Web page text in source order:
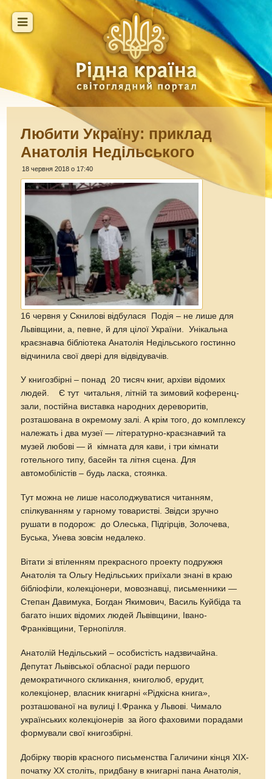
Любити Україну: приклад
Анатолія Недільського
18 червня 2018 о 17:40
16 червня у Скнилові відбулася Подія – не лише для
Львівщини, а, певне, й для цілої України. Унікальна
краєзнавча бібліотека Анатолія Недільського гостинно
відчинила свої двері для відвідувачів.
У книгозбірні – понад 20 тисяч книг, архіви відомих
людей. Є тут читальня, літній та зимовий коференц-
зали, постійна виставка народних дереворитів,
розташована в окремому залі. А крім того, до комплексу
належать і два музеї — літературно-краєзнавчий та
музей любові — й кімната для кави, і три кімнати
готельного типу, басейн та літня сцена. Для
автомобілістів – будь ласка, стоянка.
Тут можна не лише насолоджуватися читанням,
спілкуванням у гарному товаристві. Звідси зручно
рушати в подорож: до Олеська, Підгірців, Золочева,
Буська, Унева зовсім недалеко.
Вітати зі втіленням прекрасного проекту подружжя
Анатолія та Ольгу Недільських приїхали знані в краю
бібліофіли, колекціонери, мовознавці, письменники —
Степан Давимука, Богдан Якимович, Василь Куйбіда та
багато інших відомих людей Львівщини, Івано-
Франківщини, Тернопілля.
Анатолій Недільський – особистість надзвичайна.
Депутат Львівської обласної ради першого
демократичного скликання, книголюб, ерудит,
колекціонер, власник книгарні «Рідкісна книга»,
розташованої на вулиці І.Франка у Львові. Чимало
українських колекціонерів за його фаховими порадами
формували свої книгозбірні.
Добірку творів красного письменства Галичини кінця ХІХ-
початку ХХ століть, придбану в книгарні пана Анатолія,